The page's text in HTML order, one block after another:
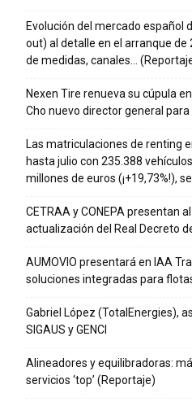
Evolución del mercado español
out) al detalle en el arranque de
de medidas, canales…
Nexen Tire renueva su cúpula
Cho nuevo director general para
Las matriculaciones de renting
hasta julio con 235.388
millones de euros (¡+19,73%!),
CETRAA y CONEPA presentan
actualización del Real Decreto
AUMOVIO presentará en IAA
soluciones integradas para
Gabriel López (TotalEnergies),
SIGAUS y GENCI
Alineadores y equilibradoras:
servicios ‘top’ (Reportaje)